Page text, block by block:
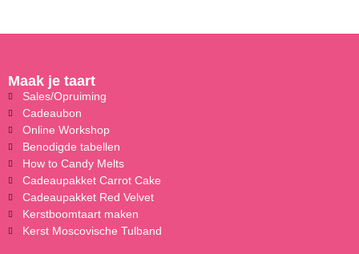
Maak je taart
Sales/Opruiming
Cadeaubon
Online Workshop
Benodigde tabellen
How to Candy Melts
Cadeaupakket Carrot Cake
Cadeaupakket Red Velvet
Kerstboomtaart maken
Kerst Moscovische Tulband